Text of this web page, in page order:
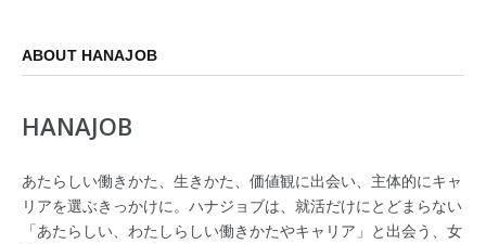
ABOUT HANAJOB
HANAJOB
あたらしい働きかた、生きかた、価値観に出会い、主体的にキャ
リアを選ぶきっかけに。ハナジョブは、就活だけにとどまらない
「あたらしい、わたしらしい働きかたやキャリア」と出会う、女